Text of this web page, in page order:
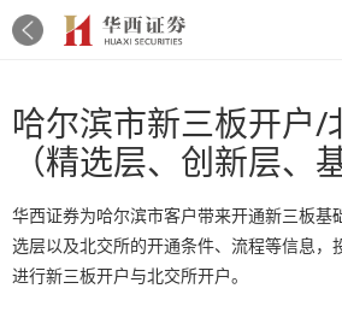
哈尔滨市新三板开户/
（精选层、创新层、
华西证券为哈尔滨市客户带来开通新三板基
选层以及北交所的开通条件、流程等信息，
进行新三板开户与北交所开户。